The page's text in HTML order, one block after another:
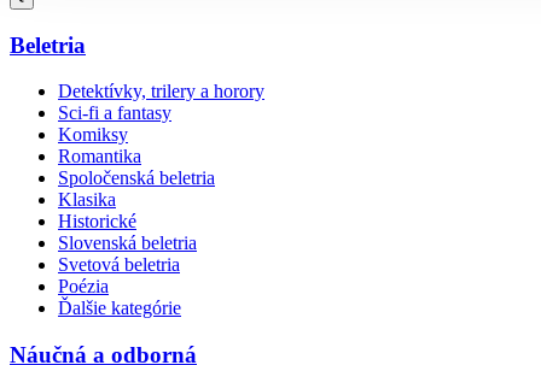
Beletria
Detektívky, trilery a horory
Sci-fi a fantasy
Komiksy
Romantika
Spoločenská beletria
Klasika
Historické
Slovenská beletria
Svetová beletria
Poézia
Ďalšie kategórie
Náučná a odborná